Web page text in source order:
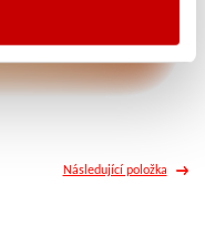
Následující položka